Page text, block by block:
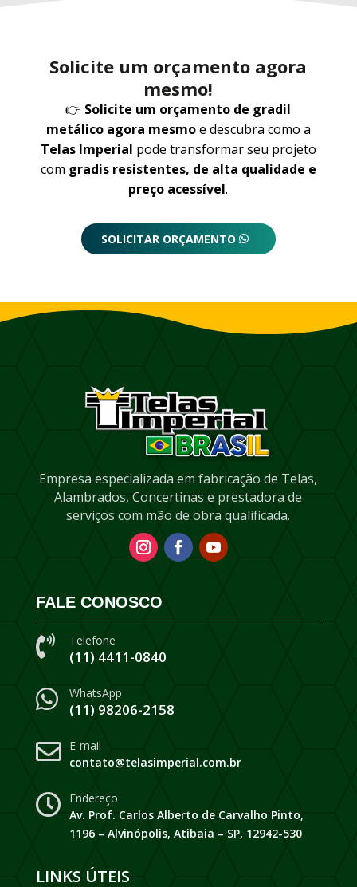
Solicite um orçamento agora
mesmo!
👉 Solicite um orçamento de gradil
metálico agora mesmoe descubra como a
Telas Imperial pode transformar seu projeto
com gradis resistentes, de alta qualidade e
preço acessível.
SOLICITAR ORÇAMENTO
Empresa especializada em fabricação de Telas,
Alambrados, Concertinas e prestadora de
serviços com mão de obra qualificada.
FALE CONOSCO
 Telefone
(11) 4411-0840
 WhatsApp
(11) 98206-2158
 E-mail
contato@telasimperial.com.br

Endereço
Av. Prof. Carlos Alberto de Carvalho Pinto,
1196 – Alvinópolis, Atibaia – SP, 12942-530
LINKS ÚTEIS